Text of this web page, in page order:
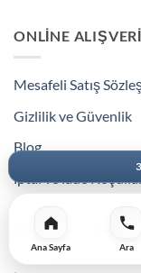
ONLINE
Mesafeli Satış
Gizlilik ve Güvenlik
Blog
İptal ve İade
MÜŞTERI
Ana Sayfa Ara